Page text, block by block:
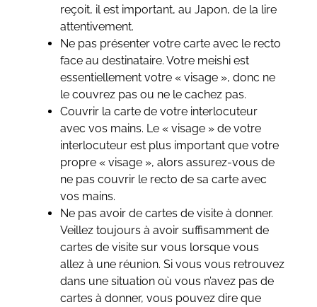
reçoit, il est important, au Japon, de la lire
attentivement.
Ne pas présenter votre carte avec le recto
face au destinataire. Votre meishi est
essentiellement votre « visage », donc ne
le couvrez pas ou ne le cachez pas.
Couvrir la carte de votre interlocuteur
avec vos mains. Le « visage » de votre
interlocuteur est plus important que votre
propre « visage », alors assurez-vous de
ne pas couvrir le recto de sa carte avec
vos mains.
Ne pas avoir de cartes de visite à donner.
Veillez toujours à avoir suffisamment de
cartes de visite sur vous lorsque vous
allez à une réunion. Si vous vous retrouvez
dans une situation où vous n’avez pas de
cartes à donner, vous pouvez dire que